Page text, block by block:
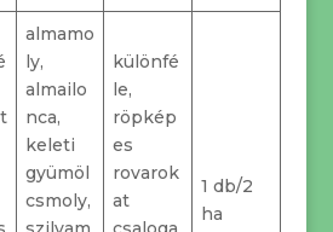
almamo
ly,
almailo
nca,
keleti
gyümöl
csmoly,
különfé
le,
röpkép
es
rovarok
at
1 db/2
ha